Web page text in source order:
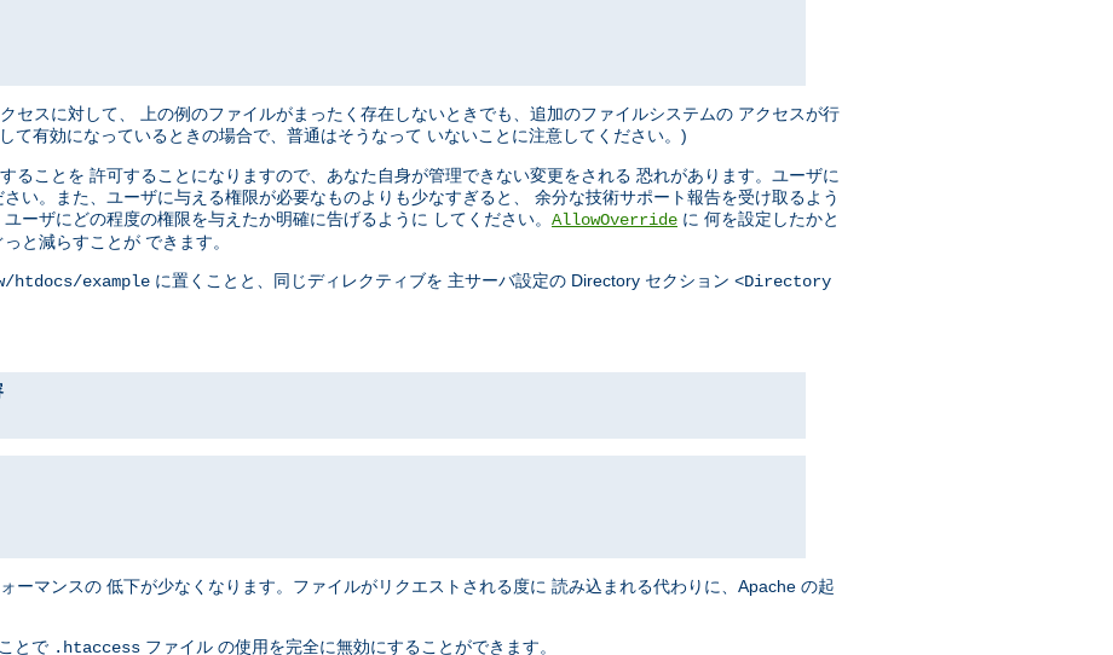
セスに対して、 上の例のファイルがまったく存在しないときでも、追加のファイルシステムの アクセスが行
て有効になっているときの場合で、普通はそうなって いないことに注意してください。)
ることを 許可することになりますので、あなた自身が管理できない変更をされる 恐れがあります。ユーザに
い。また、ユーザに与える権限が必要なものよりも少なすぎると、 余分な技術サポート報告を受け取るよう
ーザにどの程度の権限を与えたか明確に告げるように してください。 AllowOverride に 何を設定したかと
と減らすことが できます。
htdocs/example に置くことと、同じディレクティブを 主サーバ設定の Directory セクション <Directory
ーマンスの 低下が少なくなります。ファイルがリクエストされる度に 読み込まれる代わりに、Apache の起
とで .htaccess ファイル の使用を完全に無効にすることができます。